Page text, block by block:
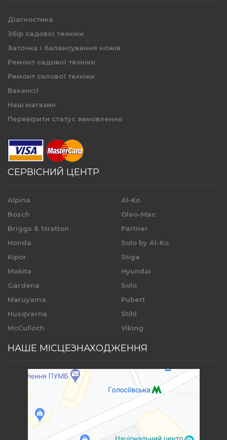
Діагностика
Збір садової техніки
Заточка і балансування ножів
Ремонт садової техніки
Ремонт силової техніки
Вакансії
Наш магазин
Перевірити статус замовлення
СЕРВІСНИЙ ЦЕНТР
Alpina
Bosch
Briggs & Stratton
Honda
Kipor
Makita
Gardena
Maruyama
Husqvarna
McCulloch
Al-Ko
Oleo-Mac
Partner
Solo by Al-Ko
Stiga
Hyundai
Solo
Pubert
Stihl
Viking
НАШЕ МІСЦЕЗНАХОДЖЕННЯ